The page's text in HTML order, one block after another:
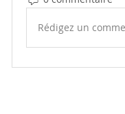
Rédigez un